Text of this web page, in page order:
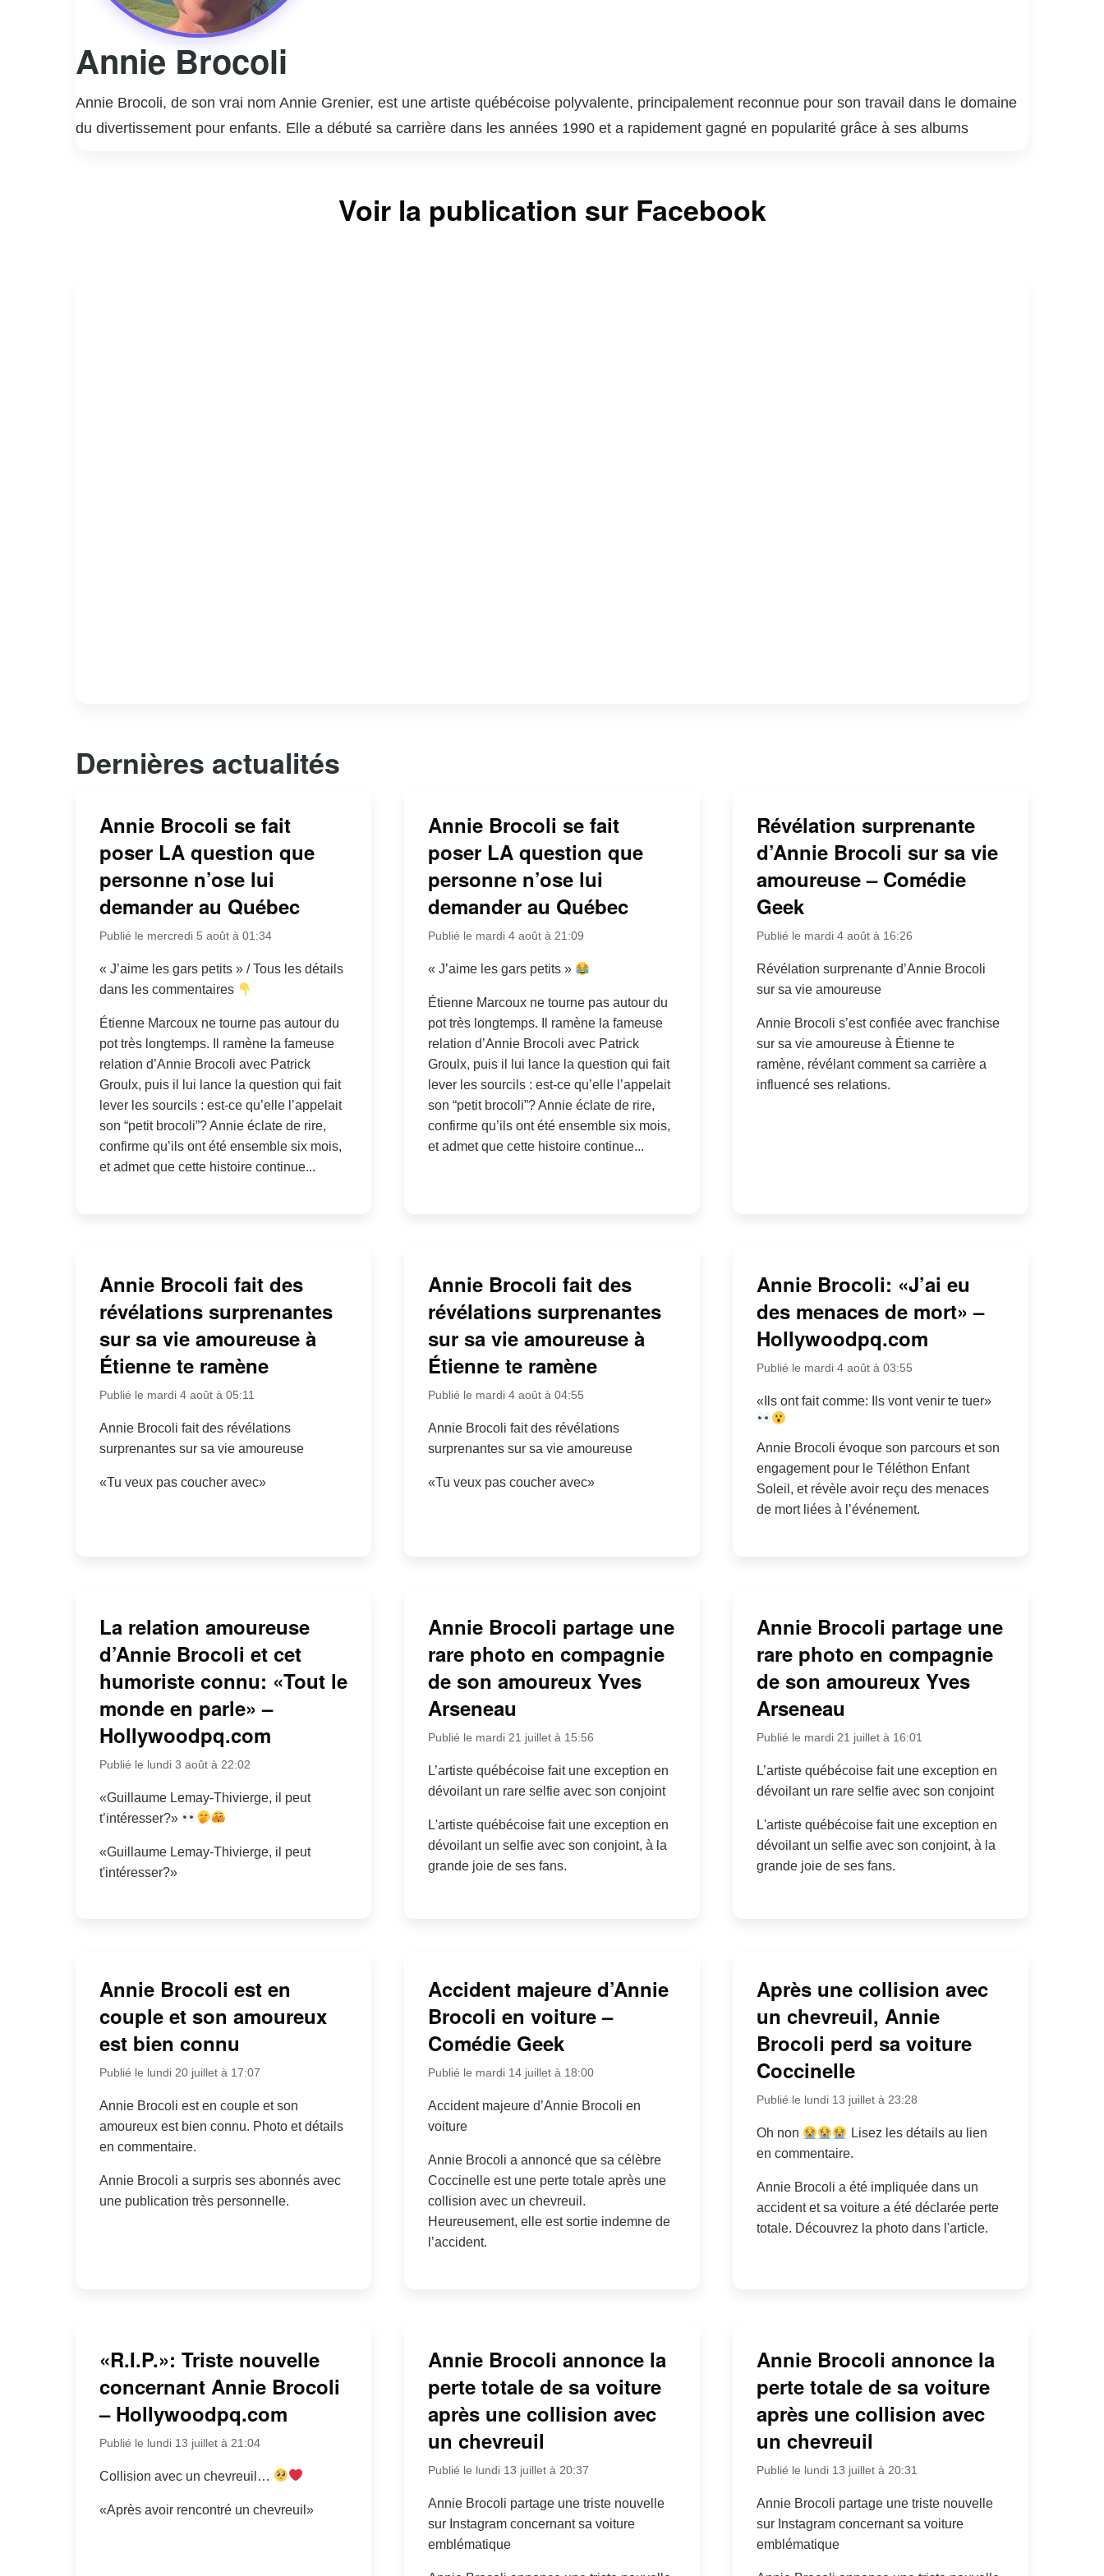
Annie Brocoli
Annie Brocoli, de son vrai nom Annie Grenier, est une artiste québécoise polyvalente, principalement reconnue pour son travail dans le domaine
du divertissement pour enfants. Elle a débuté sa carrière dans les années 1990 et a rapidement gagné en popularité grâce à ses albums
attachants. Son personnage, pétillant et énergique, est devenu une icône dans le monde du divertissement pour enfants au Québec. En plus de
sa carrière artistique, Annie Brocoli s’est impliquée dans diverses causes sociales, notamment celles liées à l’enfance et à l’éducation. Sa
Voir la publication sur Facebook
Dernières actualités
Annie Brocoli se fait
poser LA question que
personne n’ose lui
demander au Québec
Publié le mercredi 5 août à 01:34
« J’aime les gars petits » / Tous les détails
dans les commentaires
Étienne Marcoux ne tourne pas autour du
pot très longtemps. Il ramène la fameuse
relation d’Annie Brocoli avec Patrick
Groulx, puis il lui lance la question qui fait
lever les sourcils : est-ce qu’elle l’appelait
son “petit brocoli”? Annie éclate de rire,
confirme qu’ils ont été ensemble six mois,
et admet que cette histoire continue...
Annie Brocoli se fait
poser LA question que
personne n’ose lui
demander au Québec
Publié le mardi 4 août à 21:09
« J’aime les gars petits »
Étienne Marcoux ne tourne pas autour du
pot très longtemps. Il ramène la fameuse
relation d’Annie Brocoli avec Patrick
Groulx, puis il lui lance la question qui fait
lever les sourcils : est-ce qu’elle l’appelait
son “petit brocoli”? Annie éclate de rire,
confirme qu’ils ont été ensemble six mois,
et admet que cette histoire continue...
Révélation surprenante
d’Annie Brocoli sur sa vie
amoureuse – Comédie
Geek
Publié le mardi 4 août à 16:26
Révélation surprenante d’Annie Brocoli
sur sa vie amoureuse
Annie Brocoli s’est confiée avec franchise
sur sa vie amoureuse à Étienne te
ramène, révélant comment sa carrière a
influencé ses relations.
Annie Brocoli fait des
révélations surprenantes
sur sa vie amoureuse à
Étienne te ramène
Publié le mardi 4 août à 05:11
Annie Brocoli fait des révélations
surprenantes sur sa vie amoureuse
«Tu veux pas coucher avec»
Annie Brocoli fait des
révélations surprenantes
sur sa vie amoureuse à
Étienne te ramène
Publié le mardi 4 août à 04:55
Annie Brocoli fait des révélations
surprenantes sur sa vie amoureuse
«Tu veux pas coucher avec»
Annie Brocoli: «J’ai eu
des menaces de mort» –
Hollywoodpq.com
Publié le mardi 4 août à 03:55
«Ils ont fait comme: Ils vont venir te tuer»
Annie Brocoli évoque son parcours et son
engagement pour le Téléthon Enfant
Soleil, et révèle avoir reçu des menaces
de mort liées à l’événement.
La relation amoureuse
d’Annie Brocoli et cet
humoriste connu: «Tout le
monde en parle» –
Hollywoodpq.com
Publié le lundi 3 août à 22:02
«Guillaume Lemay-Thivierge, il peut
t’intéresser?»
«Guillaume Lemay-Thivierge, il peut
t'intéresser?»
Annie Brocoli partage une
rare photo en compagnie
de son amoureux Yves
Arseneau
Publié le mardi 21 juillet à 15:56
L’artiste québécoise fait une exception en
dévoilant un rare selfie avec son conjoint
L'artiste québécoise fait une exception en
dévoilant un selfie avec son conjoint, à la
grande joie de ses fans.
Annie Brocoli partage une
rare photo en compagnie
de son amoureux Yves
Arseneau
Publié le mardi 21 juillet à 16:01
L’artiste québécoise fait une exception en
dévoilant un rare selfie avec son conjoint
L'artiste québécoise fait une exception en
dévoilant un selfie avec son conjoint, à la
grande joie de ses fans.
Annie Brocoli est en
couple et son amoureux
est bien connu
Publié le lundi 20 juillet à 17:07
Annie Brocoli est en couple et son
amoureux est bien connu. Photo et détails
en commentaire.
Annie Brocoli a surpris ses abonnés avec
une publication très personnelle.
Accident majeure d’Annie
Brocoli en voiture –
Comédie Geek
Publié le mardi 14 juillet à 18:00
Accident majeure d’Annie Brocoli en
voiture
Annie Brocoli a annoncé que sa célèbre
Coccinelle est une perte totale après une
collision avec un chevreuil.
Heureusement, elle est sortie indemne de
l’accident.
Après une collision avec
un chevreuil, Annie
Brocoli perd sa voiture
Coccinelle
Publié le lundi 13 juillet à 23:28
Oh non
Lisez les détails au lien
en commentaire.
Annie Brocoli a été impliquée dans un
accident et sa voiture a été déclarée perte
totale. Découvrez la photo dans l'article.
«R.I.P.»: Triste nouvelle
concernant Annie Brocoli
– Hollywoodpq.com
Publié le lundi 13 juillet à 21:04
Collision avec un chevreuil…
«Après avoir rencontré un chevreuil»
Annie Brocoli annonce la
perte totale de sa voiture
après une collision avec
un chevreuil
Publié le lundi 13 juillet à 20:37
Annie Brocoli partage une triste nouvelle
sur Instagram concernant sa voiture
emblématique
Annie Brocoli annonce la
perte totale de sa voiture
après une collision avec
un chevreuil
Publié le lundi 13 juillet à 20:31
Annie Brocoli partage une triste nouvelle
sur Instagram concernant sa voiture
emblématique